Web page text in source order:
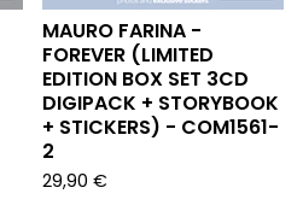
MAURO FARINA -
FOREVER (LIMITED
EDITION BOX SET 3CD
DIGIPACK + STORYBOOK
+ STICKERS) - COM1561-
2
29,90 €